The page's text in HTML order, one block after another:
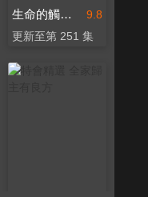
9.8
生命的觸動（中文配音）
更新至第 251 集